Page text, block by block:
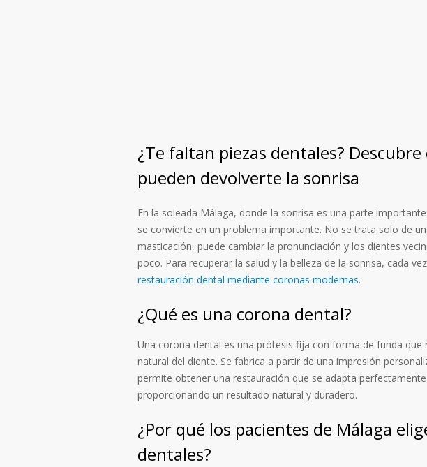
¿Te faltan piezas dentales?
pueden devolverte la sonrisa
En la soleada Málaga, donde la sonrisa es una parte
se convierte en un problema importante. No se trata solo de
masticación, puede cambiar la pronunciación y los dientes
poco. Para recuperar la salud y la belleza de la sonrisa, cada
restauración dental mediante coronas modernas.
¿Qué es una corona dental?
Una corona dental es una prótesis fija con forma de funda
natural del diente. Se fabrica a partir de una impresión
permite obtener una restauración que se adapta
proporcionando un resultado natural y duradero.
¿Por qué los pacientes de Málaga
dentales?